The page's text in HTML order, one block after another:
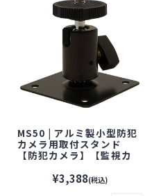
MS50 | アルミ製小型防犯
カメラ用取付スタンド
【防犯カメラ】【監視カ
メラ】【ネットワークカ
メラ】【WATEC】【ワテ
¥3,388(税込)